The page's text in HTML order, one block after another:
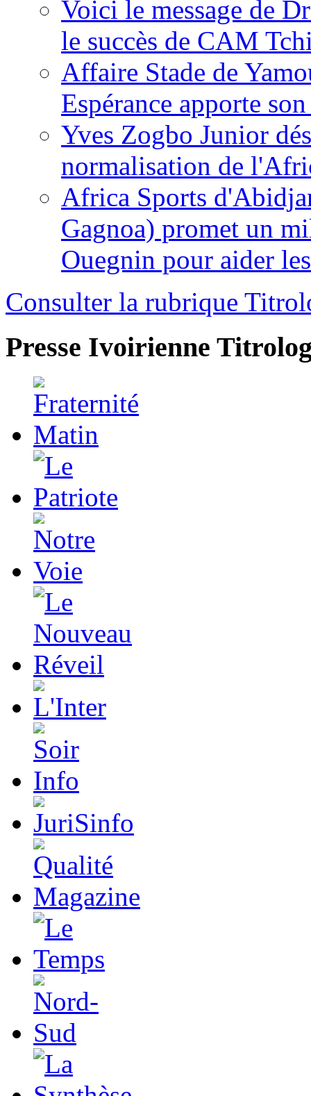
Voici le message de
le succès de CAM
Affaire Stade de
Espérance apporte
Yves Zogbo Junior
normalisation de
Africa Sports
Gagnoa) promet un
Ouegnin pour aider
Consulter la rubrique
Presse Ivoirienne